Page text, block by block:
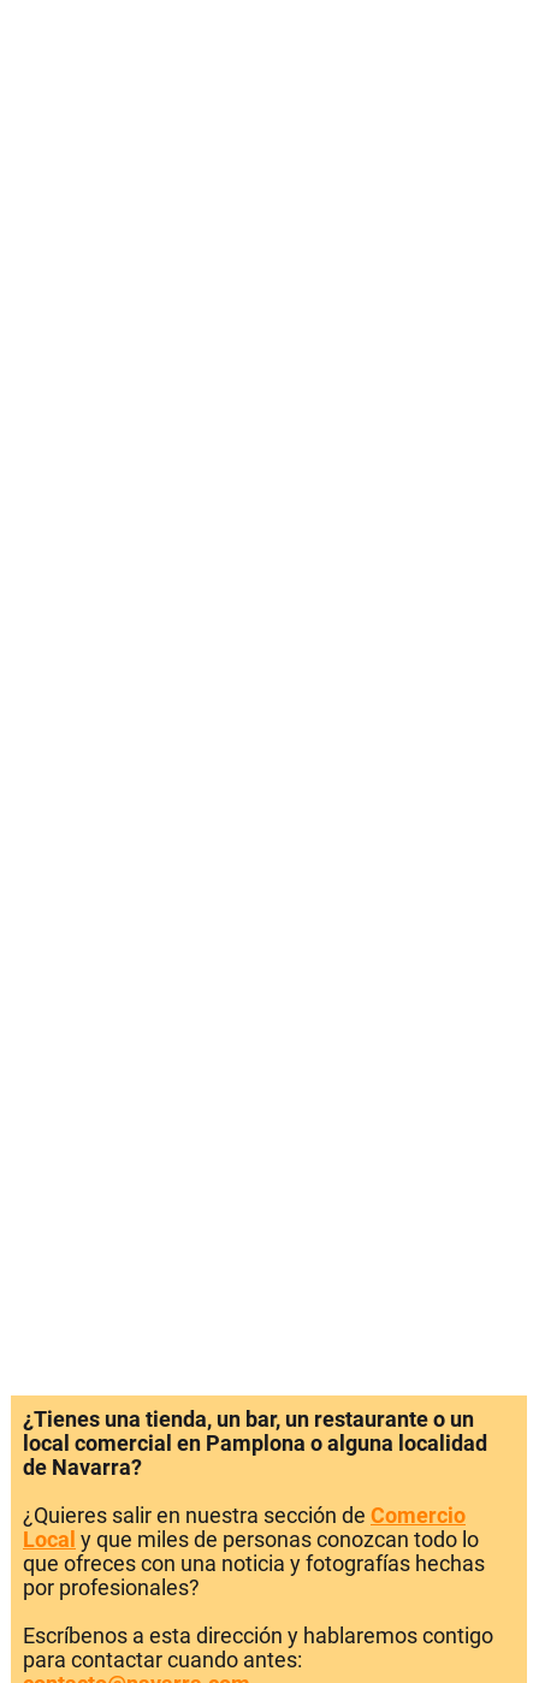
¿Tienes una tienda, un bar, un restaurante o un
local comercial en Pamplona o alguna localidad
de Navarra?
¿Quieres salir en nuestra sección de Comercio
Local y que miles de personas conozcan todo lo
que ofreces con una noticia y fotografías hechas
por profesionales?
Escríbenos a esta dirección y hablaremos contigo
para contactar cuando antes: